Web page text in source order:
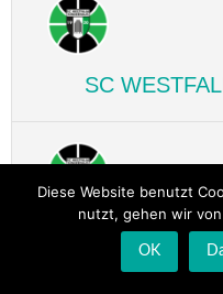
SC
SC
Diese Website benutzt
nutzt, gehen wir
OK